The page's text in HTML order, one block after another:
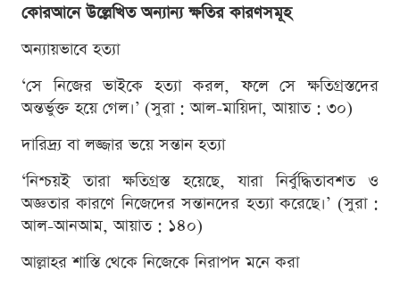
কোরআনে উল্লেখিত অন্যান্য ক্ষতির কারণসমূহ
অন্যায়ভাবে হত্যা
‘সে নিজের ভাইকে হত্যা করল, ফলে সে ক্ষতিগ্রস্তদের
অন্তর্ভুক্ত হয়ে গেল।’ (সুরা : আল-মায়িদা, আয়াত : ৩০)
দারিদ্র্য বা লজ্জার ভয়ে সন্তান হত্যা
‘নিশ্চয়ই তারা ক্ষতিগ্রস্ত হয়েছে, যারা নির্বুদ্ধিতাবশত ও
অজ্ঞতার কারণে নিজেদের সন্তানদের হত্যা করেছে।’ (সুরা :
আল-আনআম, আয়াত : ১৪০)
আল্লাহর শাস্তি থেকে নিজেকে নিরাপদ মনে করা